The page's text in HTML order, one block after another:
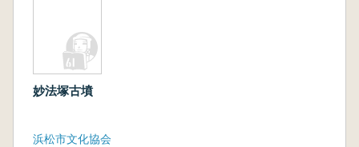
妙法塚古墳
浜松市文化協会